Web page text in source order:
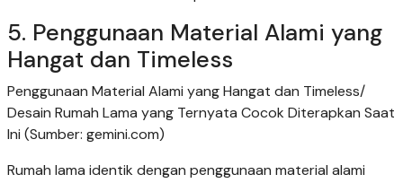
5. Penggunaan Material Alami yang
Hangat dan Timeless
Penggunaan Material Alami yang Hangat dan Timeless/
Desain Rumah Lama yang Ternyata Cocok Diterapkan Saat
Ini (Sumber: gemini.com)
Rumah lama identik dengan penggunaan material alami